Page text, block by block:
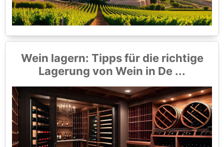
Wein lagern: Tipps für die richtige
Lagerung von Wein in De ...